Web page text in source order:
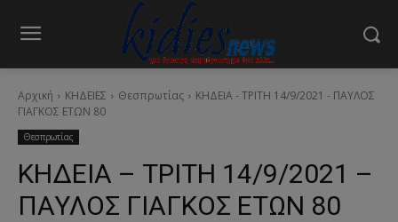
Αρχική ΚΗΔΕΙΕΣ Θεσπρωτίας
ΚΗΔΕΙΑ - ΤΡΙΤΗ 14/9/2021 - ΠΑΥΛΟΣ
ΓΙΑΓΚΟΣ ΕΤΩΝ 80
Θεσπρωτίας
ΚΗΔΕΙΑ – ΤΡΙΤΗ 14/9/2021 –
ΠΑΥΛΟΣ ΓΙΑΓΚΟΣ ΕΤΩΝ 80